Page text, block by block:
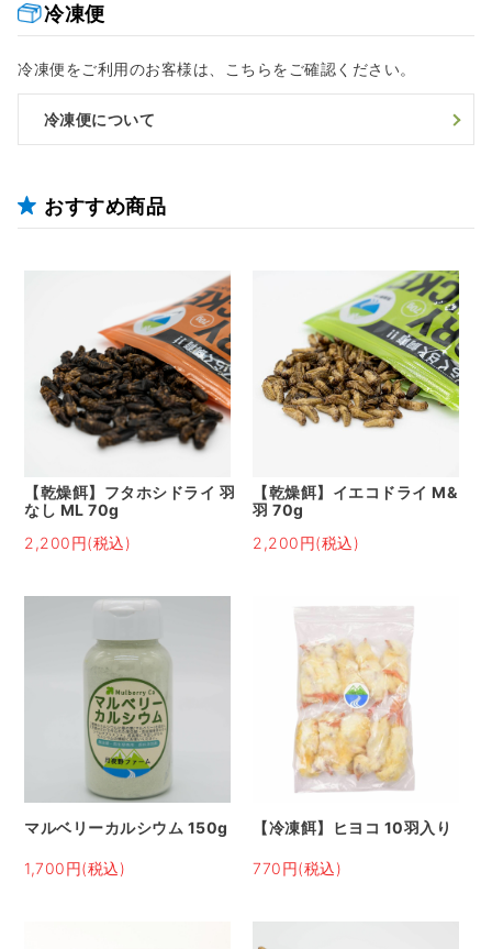
冷凍便
冷凍便をご利用のお客様は、こちらをご確認ください。
冷凍便について
おすすめ商品
【乾燥餌】フタホシドライ 羽
なし ML 70g
2,200円(税込)
【乾燥餌】イエコドライ M&
羽 70g
2,200円(税込)
マルベリーカルシウム 150g
1,700円(税込)
【冷凍餌】ヒヨコ 10羽入り
770円(税込)